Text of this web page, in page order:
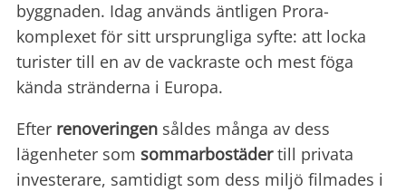
byggnaden. Idag används äntligen Prora-
komplexet för sitt ursprungliga syfte: att locka
turister till en av de vackraste och mest föga
kända stränderna i Europa.
Efter renoveringen såldes många av dess
lägenheter som sommarbostädertill privata
investerare, samtidigt som dess miljö filmades i